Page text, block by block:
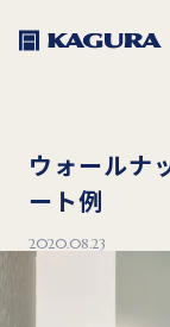
ウォールナ
ート例
2020.08.23